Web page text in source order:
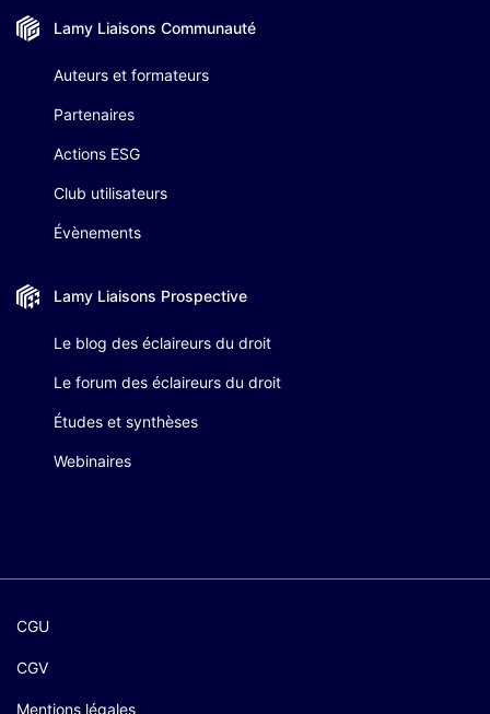
Lamy Liaisons Communauté
Auteurs et formateurs
Partenaires
Actions ESG
Club utilisateurs
Évènements
Lamy Liaisons Prospective
Le blog des éclaireurs du droit
Le forum des éclaireurs du droit
Études et synthèses
Webinaires
CGU
CGV
Mentions légales